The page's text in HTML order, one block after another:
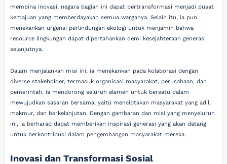
membina inovasi, negara bagian ini dapat bertransformasi menjadi pusat
kemajuan yang memberdayakan semua warganya. Selain itu, ia pun
menekankan urgensi perlindungan ekologi untuk menjamin bahwa
resource lingkungan dapat dipertahankan demi kesejahteraan generasi
selanjutnya.
Dalam menjalankan misi ini, ia menekankan pada kolaborasi dengan
diverse stakeholder, termasuk organisasi masyarakat, perusahaan, dan
pemerintah. Ia mendorong seluruh elemen untuk bersatu dalam
mewujudkan sasaran bersama, yaitu menciptakan masyarakat yang adil,
makmur, dan berkelanjutan. Dengan gambaran dan misi yang menyeluruh
ini, ia berharap dapat memberikan inspirasi generasi yang akan datang
untuk berkontribusi dalam pengembangan masyarakat mereka.
Inovasi dan Transformasi Sosial